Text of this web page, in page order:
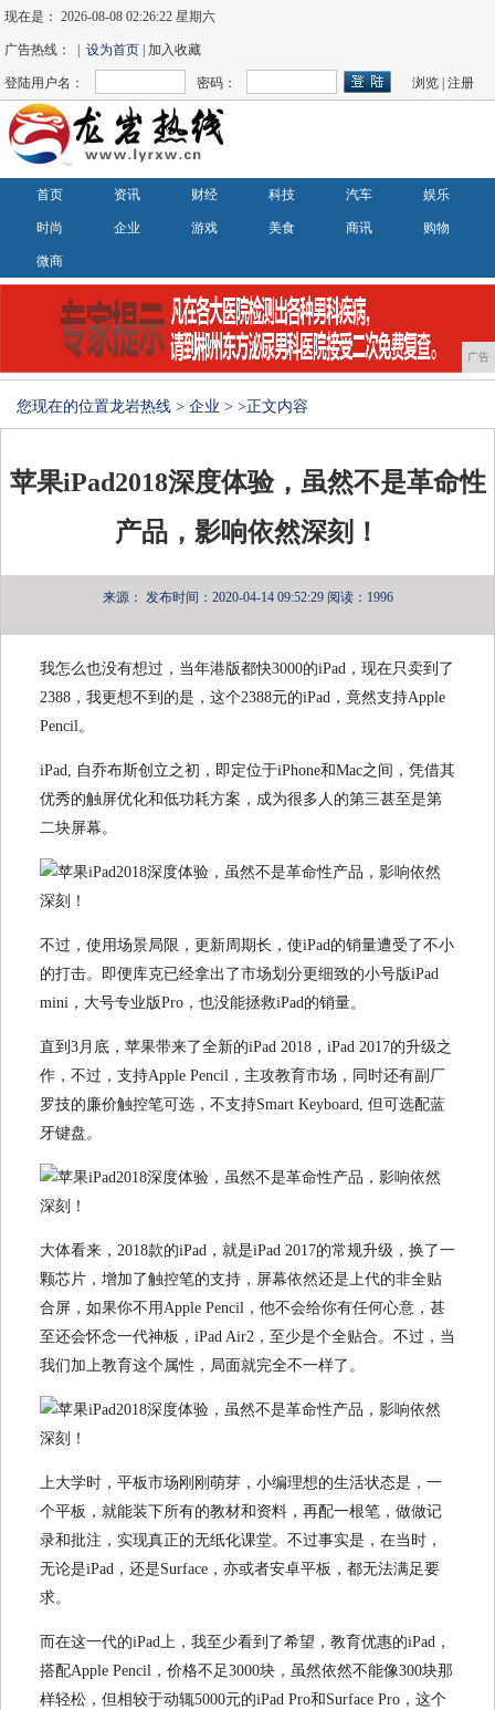
现在是：2026-08-08 02:26:22 星期六
广告热线： |设为首页 | 加入收藏
登陆用户名： 密码： 浏览 |注册
首页 资讯 财经 科技 汽车 娱乐
时尚 企业 游戏 美食 商讯 购物
微商
广告
您现在的位置龙岩热线 > 企业 > >正文内容
苹果iPad2018深度体验，虽然不是革命性
产品，影响依然深刻！
来源： 发布时间：2020-04-14 09:52:29 阅读：1996
我怎么也没有想过，当年港版都快3000的iPad，现在只卖到了
2388，我更想不到的是，这个2388元的iPad，竟然支持Apple
Pencil。
iPad, 自乔布斯创立之初，即定位于iPhone和Mac之间，凭借其
优秀的触屏优化和低功耗方案，成为很多人的第三甚至是第
二块屏幕。
不过，使用场景局限，更新周期长，使iPad的销量遭受了不小
的打击。即便库克已经拿出了市场划分更细致的小号版iPad
mini，大号专业版Pro，也没能拯救iPad的销量。
直到3月底，苹果带来了全新的iPad 2018，iPad 2017的升级之
作，不过，支持Apple Pencil，主攻教育市场，同时还有副厂
罗技的廉价触控笔可选，不支持Smart Keyboard, 但可选配蓝
牙键盘。
大体看来，2018款的iPad，就是iPad 2017的常规升级，换了一
颗芯片，增加了触控笔的支持，屏幕依然还是上代的非全贴
合屏，如果你不用Apple Pencil，他不会给你有任何心意，甚
至还会怀念一代神板，iPad Air2，至少是个全贴合。不过，当
我们加上教育这个属性，局面就完全不一样了。
上大学时，平板市场刚刚萌芽，小编理想的生活状态是，一
个平板，就能装下所有的教材和资料，再配一根笔，做做记
录和批注，实现真正的无纸化课堂。不过事实是，在当时，
无论是iPad，还是Surface，亦或者安卓平板，都无法满足要
求。
而在这一代的iPad上，我至少看到了希望，教育优惠的iPad，
搭配Apple Pencil，价格不足3000块，虽然依然不能像300块那
样轻松，但相较于动辄5000元的iPad Pro和Surface Pro，这个